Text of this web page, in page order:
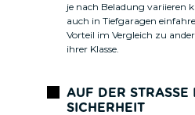
je nach Beladung variieren
auch in Tiefgaragen
Vorteil im Vergleich zu
ihrer Klasse.
AUF DER STRASSE
SICHERHEIT